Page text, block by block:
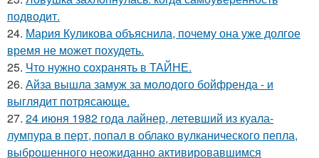
подводит.
24. Мария Куликова объяснила, почему она уже долгое
время не может похудеть.
25. Что нужно сохранять в ТАЙНЕ.
26. Айза вышла замуж за молодого бойфренда - и
выглядит потрясающе.
27. 24 июня 1982 года лайнер, летевший из куала-
лумпура в перт, попал в облако вулканического пепла,
выброшенного неожиданно активировавшимся